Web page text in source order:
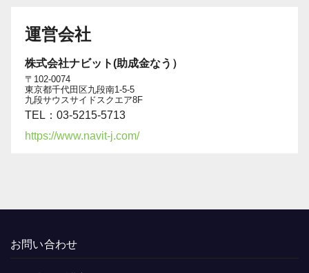
運営会社
株式会社ナビット(助成金なう）
〒102-0074
東京都千代田区九段南1-5-5
九段サウスサイドスクエア8F
TEL：03-5215-5713
https://www.navit-j.com/
お問い合わせ